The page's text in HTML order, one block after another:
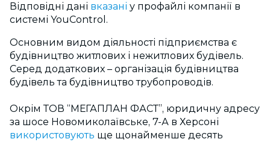
Відповідні дані вказані у профайлі компанії в
системі YouControl.
Основним видом діяльності підприємства є
будівництво житлових і нежитлових будівель.
Серед додаткових – організація будівництва
будівель та будівництво трубопроводів.
Окрім ТОВ “МЕГАПЛАН ФАСТ”, юридичну адресу
за шосе Новомиколаївське, 7-А в Херсоні
використовують ще щонайменше десять